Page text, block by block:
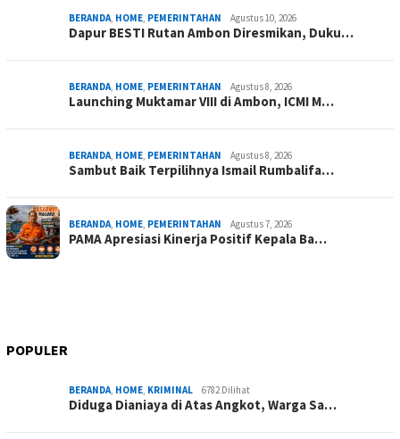
BERANDA, HOME, PEMERINTAHAN Agustus 10, 2026
Dapur BESTI Rutan Ambon Diresmikan, Duku…
BERANDA, HOME, PEMERINTAHAN Agustus 8, 2026
Launching Muktamar VIII di Ambon, ICMI M…
BERANDA, HOME, PEMERINTAHAN Agustus 8, 2026
Sambut Baik Terpilihnya Ismail Rumbalifa…
BERANDA, HOME, PEMERINTAHAN Agustus 7, 2026
PAMA Apresiasi Kinerja Positif Kepala Ba…
POPULER
BERANDA, HOME, KRIMINAL 6782 Dilihat
Diduga Dianiaya di Atas Angkot, Warga Sa…